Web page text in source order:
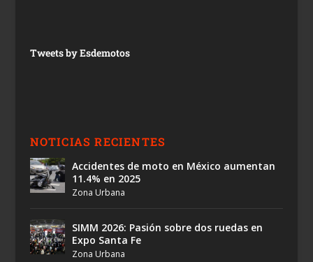
Tweets by Esdemotos
NOTICIAS RECIENTES
Accidentes de moto en México aumentan
11.4% en 2025
Zona Urbana
SIMM 2026: Pasión sobre dos ruedas en
Expo Santa Fe
Zona Urbana